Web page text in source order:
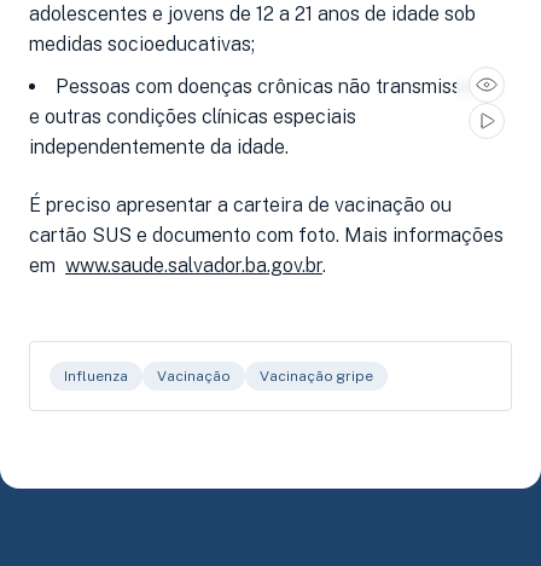
adolescentes e jovens de 12 a 21 anos de idade sob
medidas socioeducativas;
Pessoas com doenças crônicas não transmissíveis
e outras condições clínicas especiais
independentemente da idade.
É preciso apresentar a carteira de vacinação ou
cartão SUS e documento com foto. Mais informações
em www.saude.salvador.ba.gov.br.
Influenza Vacinação Vacinação gripe